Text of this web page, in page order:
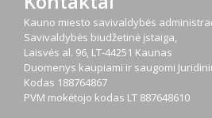
Kauno miesto savivaldybės
Savivaldybės biudžetinė įstaiga,
Laisvės al. 96, LT-44251 Kaunas
Duomenys kaupiami ir saugomi
Kodas 188764867
PVM mokėtojo kodas LT 887648610